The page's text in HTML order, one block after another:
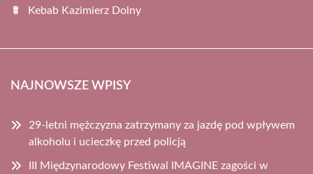
Kebab Kazimierz Dolny
NAJNOWSZE WPISY
29-letni mężczyzna zatrzymany za jazdę pod wpływem
alkoholu i ucieczkę przed policją
III Międzynarodowy Festiwal IMAGINE zagości w